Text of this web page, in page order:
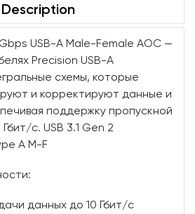
Description
USB-A Male-Female AOC —
Precision USB-A
схемы, которые
и корректируют данные и
поддержку пропускной
с. USB 3.1 Gen 2
A M-F
данных до 10 Гбит/с